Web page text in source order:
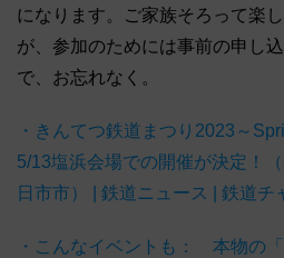
になります。ご家族そろって楽
が、参加のためには事前の申し
で、お忘れなく。
・きんてつ鉄道まつり2023～
5/13塩浜会場での開催が決定！
日市市） | 鉄道ニュース | 鉄道
・こんなイベントも： 本物の